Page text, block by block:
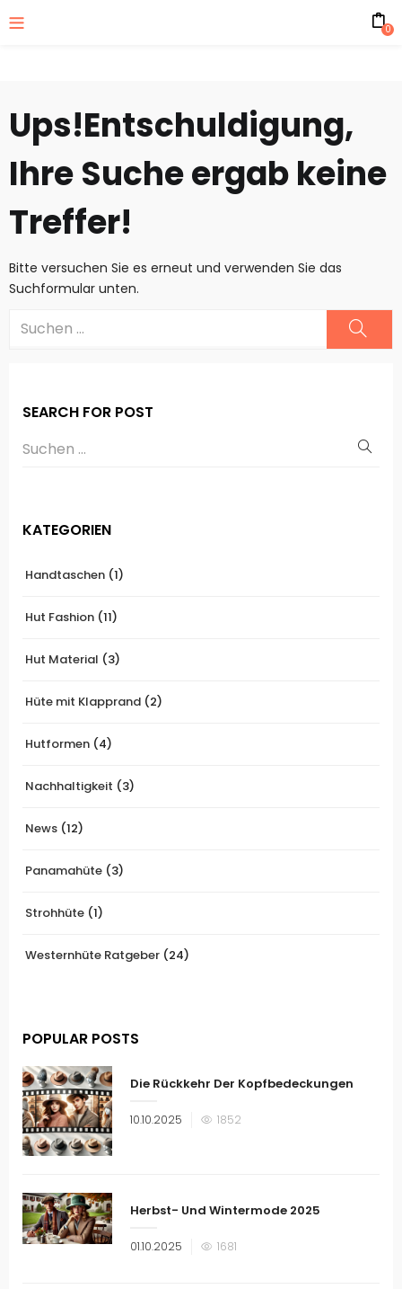
0
Ups!Entschuldigung,
Ihre Suche ergab keine
Treffer!
Bitte versuchen Sie es erneut und verwenden Sie das
Suchformular unten.
SEARCH FOR POST
KATEGORIEN
Handtaschen (1)
Hut Fashion (11)
Hut Material (3)
Hüte mit Klapprand (2)
Hutformen (4)
Nachhaltigkeit (3)
News (12)
Panamahüte (3)
Strohhüte (1)
Westernhüte Ratgeber (24)
POPULAR POSTS
Die Rückkehr Der Kopfbedeckungen
Veröffentlicht
10.10.2025 1852
Herbst- Und Wintermode 2025
Veröffentlicht
01.10.2025 1681